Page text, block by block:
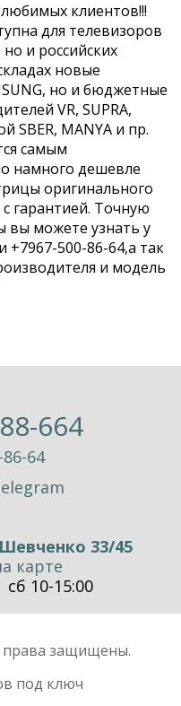
клиентов!!!
для телевизоров
и российских
новые
но и бюджетные
VR, SUPRA,
SBER, MANYA и пр.
самым
намного дешевле
оригинального
гарантией. Точную
вы можете узнать у
+7967-500-86-64,а так
и модель
664
64
33/45
карте
10-15:00
права защищены.
под ключ